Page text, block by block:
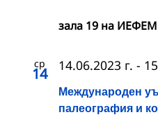
зала 19 на
ср
14
Международен
палеография и
14.06.2023 г. -